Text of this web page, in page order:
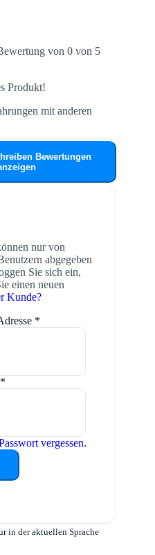
von 0 von 5
Produkt!
mit anderen
Bewertungen
nur von
abgegeben
Sie sich ein,
einen neuen
Kunde?
*
*
vergessen.
in der aktuellen Sprache